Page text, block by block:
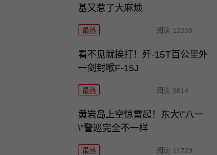
基又惹了大麻烦
最热 阅读 12238
看不见就挨打！歼-15T百公里外
一剑封喉F-15J
最热 阅读 9814
黄岩岛上空惊雷起！东大\"八一
\"警巡完全不一样
最热 阅读 11729